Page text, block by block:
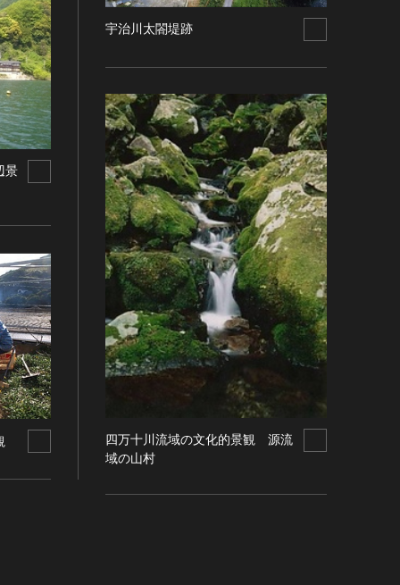
景
宇治川太閤堤跡
四万十川流域の文化的景観 源流
域の山村